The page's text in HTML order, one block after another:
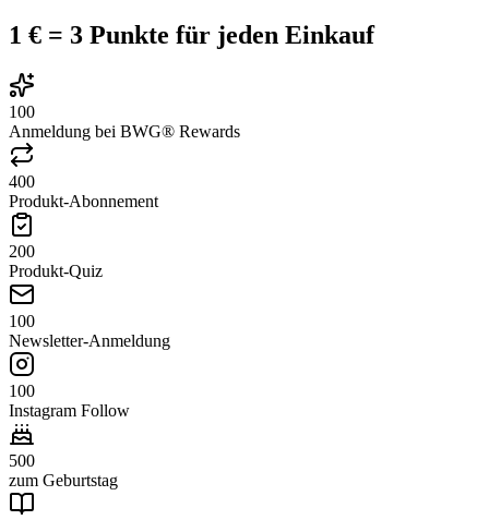
1 € = 3 Punkte für jeden Einkauf
100
Anmeldung bei BWG® Rewards
400
Produkt-Abonnement
200
Produkt-Quiz
100
Newsletter-Anmeldung
100
Instagram Follow
500
zum Geburtstag